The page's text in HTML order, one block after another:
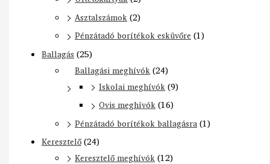
Asztalszámok(2)
Pénzátadó borítékok esküvőre (1)
Ballagás (25)
Ballagási meghívók(24)
Iskolai meghívók(9)
Ovis meghívók(16)
Pénzátadó borítékok ballagásra(1)
Keresztelő(24)
Keresztelő meghívók(12)